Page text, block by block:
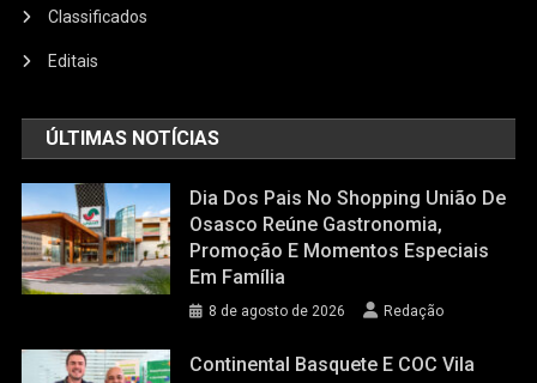
Classificados
Editais
ÚLTIMAS NOTÍCIAS
Dia Dos Pais No Shopping União De
Osasco Reúne Gastronomia,
Promoção E Momentos Especiais
Em Família
8 de agosto de 2026 Redação
Continental Basquete E COC Vila